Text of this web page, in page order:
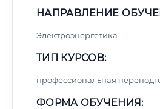
НАПРАВЛЕНИЕ
Электроэнергетика
ТИП КУРСОВ:
профессиональная
ФОРМА ОБУЧЕНИЯ: